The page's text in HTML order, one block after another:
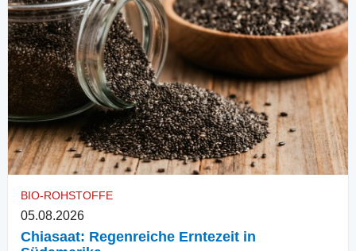
BIO-ROHSTOFFE
05.08.2026
Chiasaat: Regenreiche Erntezeit in